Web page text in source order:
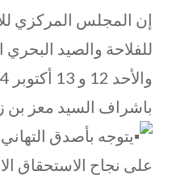
إن المجلس المركزي
للفلاحة والصيد
باشراف السيد معز بن
يتوجه بأصدق
على نجاح الاستحقاق